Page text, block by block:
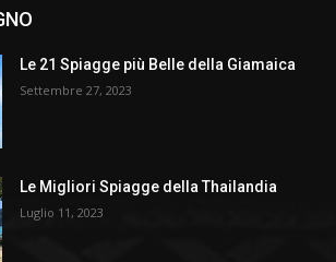
Le 21 Spiagge più Belle della Giamaica
Settembre 27, 2023
Le Migliori Spiagge della Thailandia
Luglio 11, 2023